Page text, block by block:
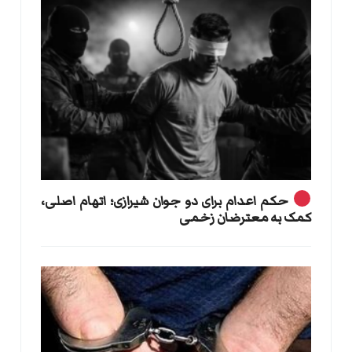
حکم اعدام برای دو جوان شیرازی؛ اتهام اصلی،
کمک به معترضان زخمی